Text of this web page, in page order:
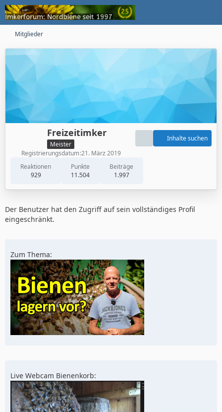
Mitglieder
Freizeitimker
Meister
Reaktionen
929
Punkte
11.504
Beiträge
1.997
Inhalte suchen
Registrierungsdatum 21. März 2019
Der Benutzer hat den Zugriff auf sein vollständiges Profil
eingeschränkt.
Zum Thema:
Live Webcam Bienenkorb: